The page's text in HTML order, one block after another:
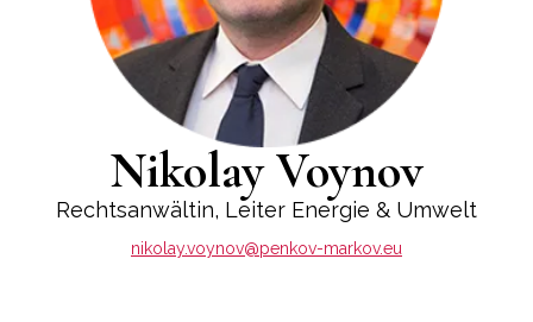
Nikolay Voynov
Rechtsanwältin, Leiter Energie & Umwelt
nikolay.voynov@penkov-markov.eu